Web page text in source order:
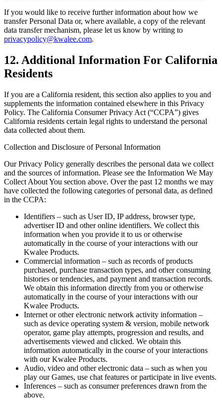
If you would like to receive further information about how we
transfer Personal Data or, where available, a copy of the relevant
data transfer mechanism, please let us know by writing to
privacypolicy@kwalee.com.
12. Additional Information For California
Residents
If you are a California resident, this section also applies to you and
supplements the information contained elsewhere in this Privacy
Policy. The California Consumer Privacy Act (“CCPA”) gives
California residents certain legal rights to understand the personal
data collected about them.
Collection and Disclosure of Personal Information
Our Privacy Policy generally describes the personal data we collect
and the sources of information. Please see the Information We May
Collect About You section above. Over the past 12 months we may
have collected the following categories of personal data, as defined
in the CCPA:
Identifiers – such as User ID, IP address, browser type,
advertiser ID and other online identifiers. We collect this
information when you provide it to us or otherwise
automatically in the course of your interactions with our
Kwalee Products.
Commercial information – such as records of products
purchased, purchase transaction types, and other consuming
histories or tendencies, and payment and transaction records.
We obtain this information directly from you or otherwise
automatically in the course of your interactions with our
Kwalee Products.
Internet or other electronic network activity information –
such as device operating system & version, mobile network
operator, game play attempts, progression and results, and
advertisements viewed and clicked. We obtain this
information automatically in the course of your interactions
with our Kwalee Products.
Audio, video and other electronic data – such as when you
play our Games, use chat features or participate in live events.
Inferences – such as consumer preferences drawn from the
above.